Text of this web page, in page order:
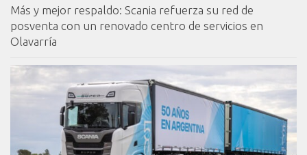
Más y mejor respaldo: Scania refuerza su red de
posventa con un renovado centro de servicios en
Olavarría